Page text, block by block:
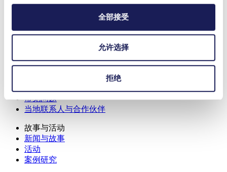
全部接受
允许选择
拒绝
解决方案 & 产品
行业
技术
常见问题
当地联系人与合作伙伴
故事与活动
新闻与故事
活动
案例研究